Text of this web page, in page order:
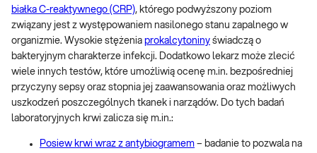
białka C-reaktywnego (CRP), którego podwyższony poziom
związany jest z występowaniem nasilonego stanu zapalnego w
organizmie. Wysokie stężenia prokalcytoniny świadczą o
bakteryjnym charakterze infekcji. Dodatkowo lekarz może zlecić
wiele innych testów, które umożliwią ocenę m.in. bezpośredniej
przyczyny sepsy oraz stopnia jej zaawansowania oraz możliwych
uszkodzeń poszczególnych tkanek i narządów. Do tych badań
laboratoryjnych krwi zalicza się m.in.:
Posiew krwi wraz z antybiogramem – badanie to pozwala na